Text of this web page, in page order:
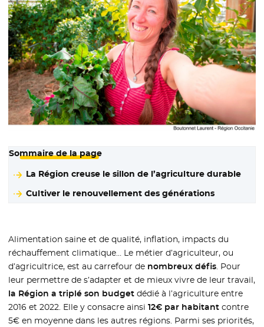
Sommaire de la page
La Région creuse le sillon de l’agriculture durable
Cultiver le renouvellement des générations
Alimentation saine et de qualité, inflation, impacts du
réchauffement climatique… Le métier d’agriculteur, ou
d’agricultrice, est au carrefour de nombreux défis. Pour
leur permettre de s’adapter et de mieux vivre de leur travail,
la Région a triplé son budget dédié à l’agriculture entre
2016 et 2022. Elle y consacre ainsi12€ par habitant contre
5€ en moyenne dans les autres régions. Parmi ses priorités,